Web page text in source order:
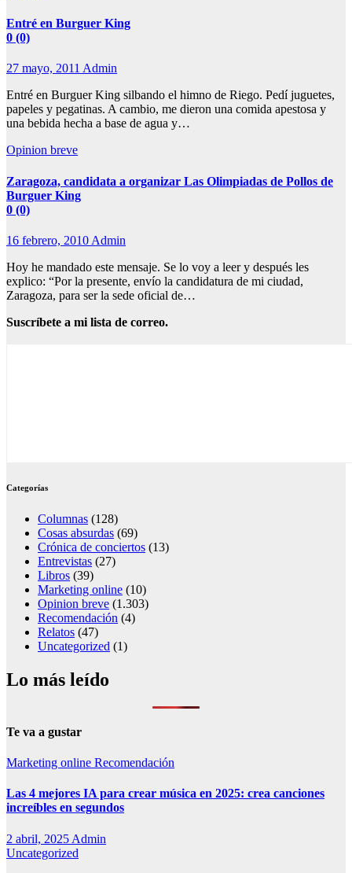
Entré en Burguer King
0 (0)
27 mayo, 2011 Admin
Entré en Burguer King silbando el himno de Riego. Pedí juguetes,
papeles y pegatinas. A cambio, me dieron una comida apestosa y
una bebida hecha a base de agua y…
Opinion breve
Zaragoza, candidata a organizar Las Olimpiadas de Pollos de
Burguer King
0 (0)
16 febrero, 2010 Admin
Hoy he mandado este mensaje. Se lo voy a leer y después les
explico: “Por la presente, envío la candidatura de mi ciudad,
Zaragoza, para ser la sede oficial de…
Suscríbete a mi lista de correo.
Categorías
Columnas (128)
Cosas absurdas (69)
Crónica de conciertos (13)
Entrevistas (27)
Libros (39)
Marketing online (10)
Opinion breve (1.303)
Recomendación (4)
Relatos (47)
Uncategorized (1)
Lo más leído
Te va a gustar
Marketing online Recomendación
Las 4 mejores IA para crear música en 2025: crea canciones
increíbles en segundos
2 abril, 2025 Admin
Uncategorized